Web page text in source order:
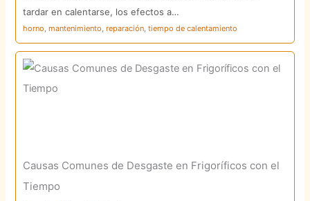
tardar en calentarse, los efectos a…
horno ,mantenimiento ,reparación ,tiempo de calentamiento
Causas Comunes de Desgaste en Frigoríficos con el
Tiempo